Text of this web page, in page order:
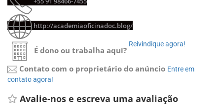
http://academiaoficinadoc.blog/
É dono ou trabalha aqui?
Reivindique agora!
Contato com o proprietário do anúncio Entre em
contato agora!
Avalie-nos e escreva uma avaliação